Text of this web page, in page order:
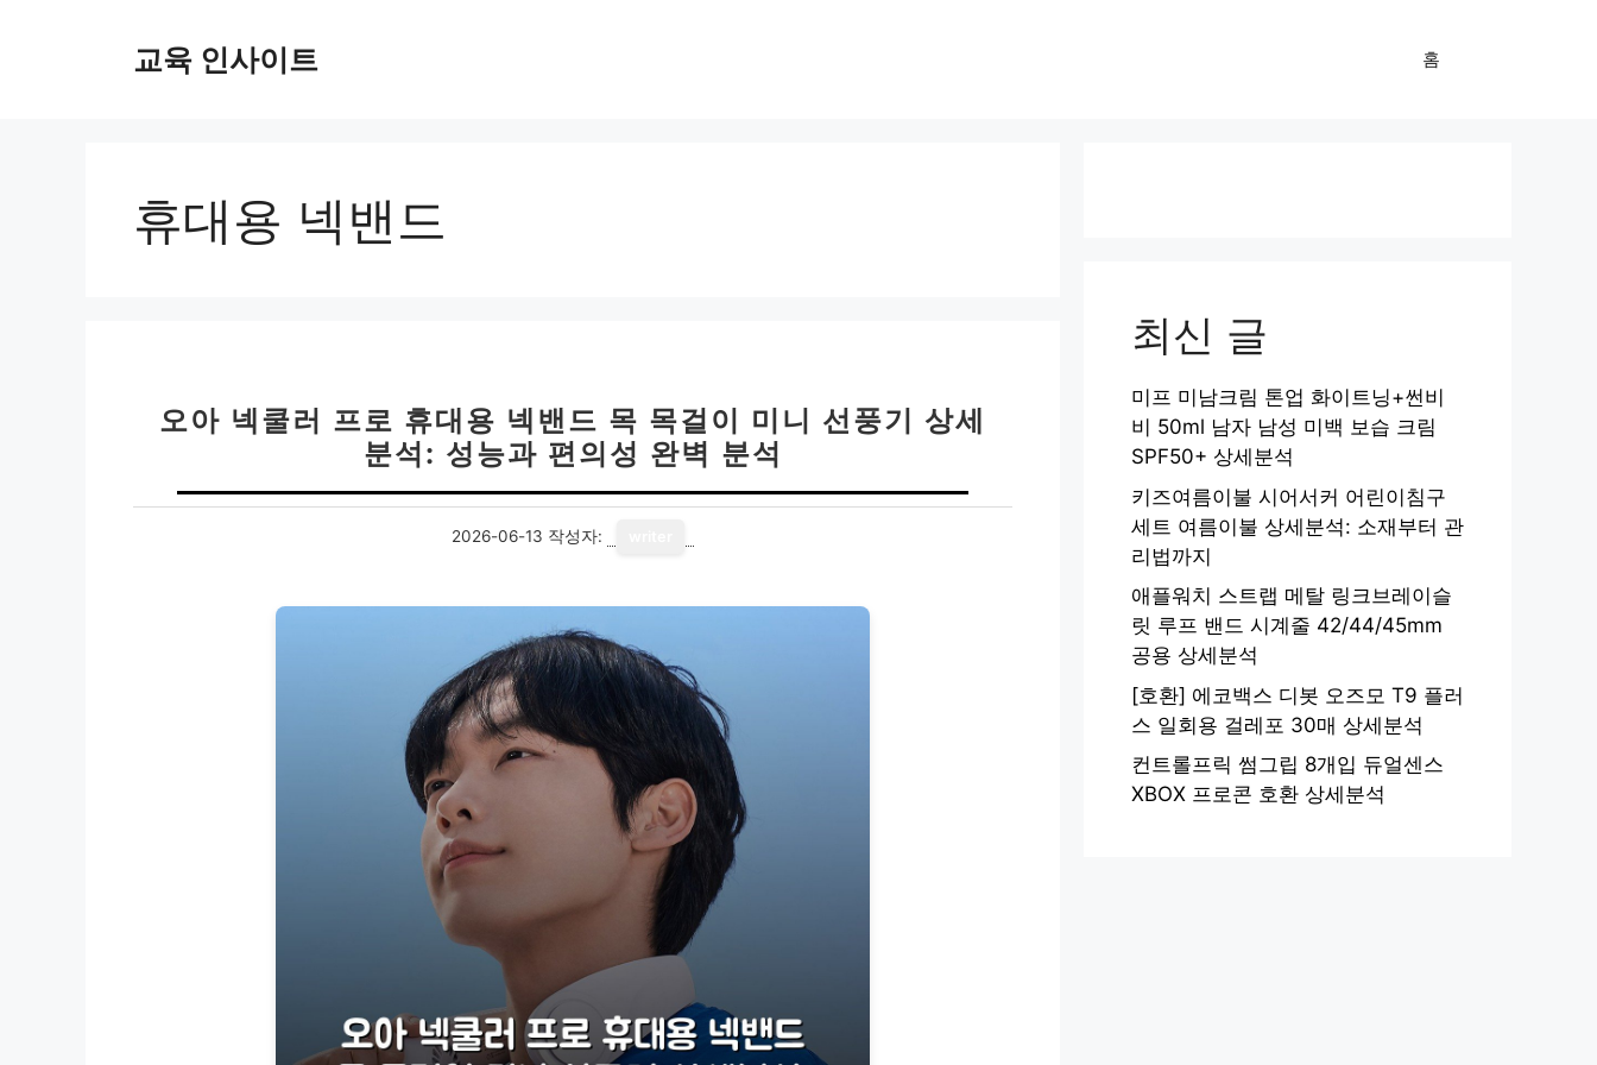
교육 인사이트 홈
휴대용 넥밴드
오아 넥쿨러 프로 휴대용 넥밴드 목 목걸이 미니 선풍기 상세
분석: 성능과 편의성 완벽 분석
2026-06-13 작성자:
최신 글
미프 미남크림 톤업 화이트닝+썬비
비 50ml 남자 남성 미백 보습 크림
SPF50+ 상세분석
키즈여름이불 시어서커 어린이침구
세트 여름이불 상세분석: 소재부터 관
리법까지
애플워치 스트랩 메탈 링크브레이슬
릿 루프 밴드 시계줄 42/44/45mm
공용 상세분석
[호환] 에코백스 디봇 오즈모 T9 플러
스 일회용 걸레포 30매 상세분석
컨트롤프릭 썸그립 8개입 듀얼센스
XBOX 프로콘 호환 상세분석